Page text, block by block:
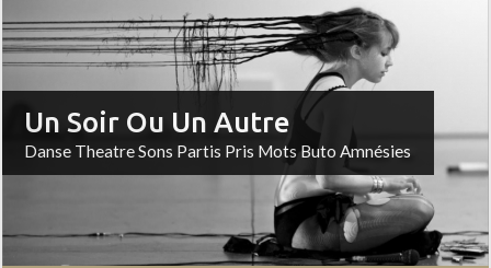
Un Soir Ou Un Autre
Danse Theatre Sons Partis Pris Mots Buto Amnésies